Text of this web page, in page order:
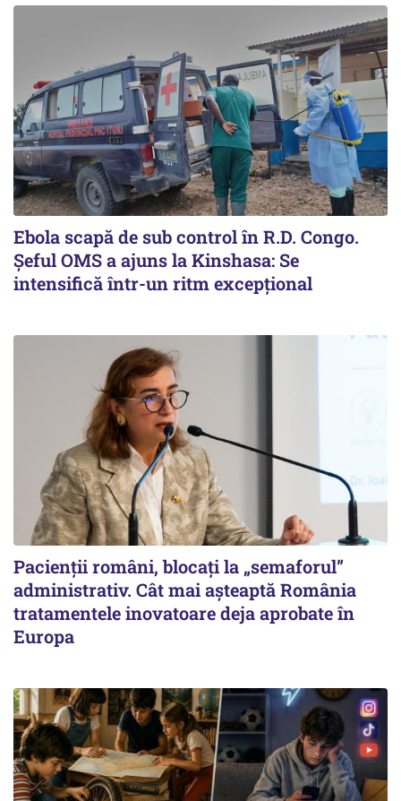
Ebola scapă de sub control în R.D. Congo.
Șeful OMS a ajuns la Kinshasa: Se
intensifică într-un ritm excepţional
Pacienții români, blocați la „semaforul”
administrativ. Cât mai așteaptă România
tratamentele inovatoare deja aprobate în
Europa